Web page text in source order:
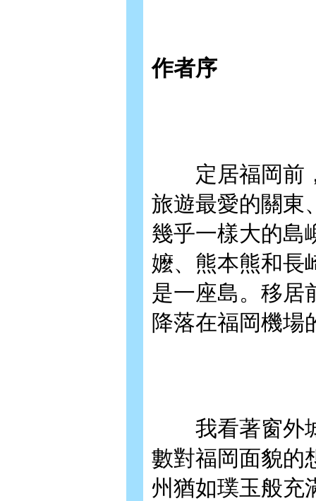
作者序
定居福岡前，
旅遊最愛的關東
幾乎一樣大的島
嬤、熊本熊和長
是一座島。移居
降落在福岡機場
我看著窗外城
數對福岡面貌的
州猶如璞玉般充